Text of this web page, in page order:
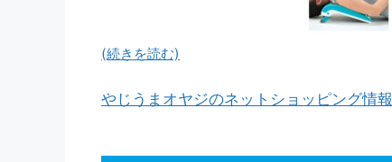
(続きを読む)
やじうまオヤジのネットショッピング情報